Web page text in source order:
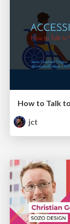
How to Talk
jct